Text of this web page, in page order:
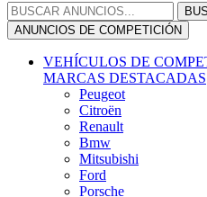
ANUNCIOS DE COMPETICIÓN
VEHÍCULOS DE
MARCAS DESTACADAS
Peugeot
Citroën
Renault
Bmw
Mitsubishi
Ford
Porsche
Skoda